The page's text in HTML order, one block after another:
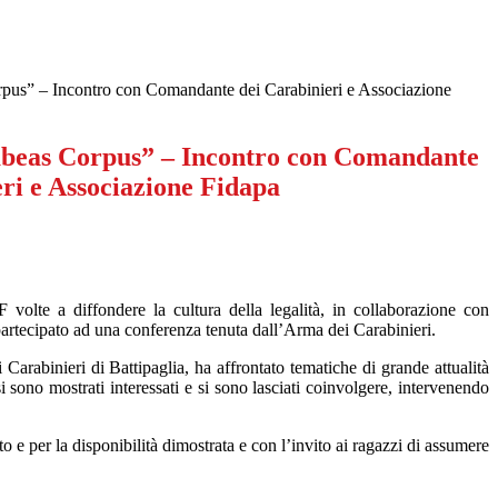
– Incontro con Comandante dei Carabinieri e Associazione
Corpus” – Incontro con Comandante
e Associazione Fidapa
a diffondere la cultura della legalità, in collaborazione con
ad una conferenza tenuta dall’Arma dei Carabinieri.
di Battipaglia, ha affrontato tematiche di grande attualità
mostrati interessati e si sono lasciati coinvolgere, intervenendo
per la disponibilità dimostrata e con l’invito ai ragazzi di assumere